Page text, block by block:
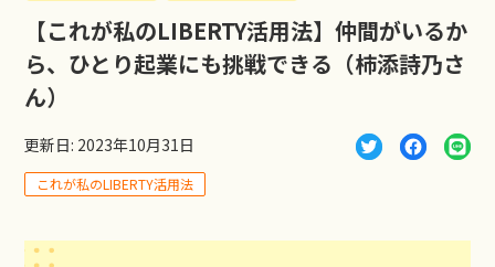
営業
起業
インタビュー
キャリア
営業女子の気になること
【これが私のLIBERTY活用法】仲間がいるか
ら、ひとり起業にも挑戦できる（柿添詩乃さ
ん）
更新日: 2023年10月31日
これが私のLIBERTY活用法